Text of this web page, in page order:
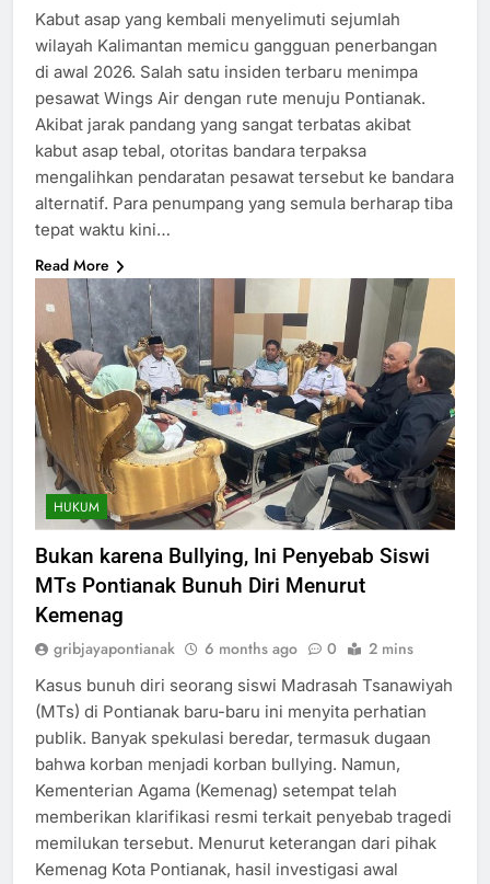
Kabut asap yang kembali menyelimuti sejumlah
wilayah Kalimantan memicu gangguan penerbangan
di awal 2026. Salah satu insiden terbaru menimpa
pesawat Wings Air dengan rute menuju Pontianak.
Akibat jarak pandang yang sangat terbatas akibat
kabut asap tebal, otoritas bandara terpaksa
mengalihkan pendaratan pesawat tersebut ke bandara
alternatif. Para penumpang yang semula berharap tiba
tepat waktu kini…
Read More
HUKUM
Bukan karena Bullying, Ini Penyebab Siswi
MTs Pontianak Bunuh Diri Menurut
Kemenag
gribjayapontianak 6 months ago 0 2 mins
Kasus bunuh diri seorang siswi Madrasah Tsanawiyah
(MTs) di Pontianak baru-baru ini menyita perhatian
publik. Banyak spekulasi beredar, termasuk dugaan
bahwa korban menjadi korban bullying. Namun,
Kementerian Agama (Kemenag) setempat telah
memberikan klarifikasi resmi terkait penyebab tragedi
memilukan tersebut. Menurut keterangan dari pihak
Kemenag Kota Pontianak, hasil investigasi awal